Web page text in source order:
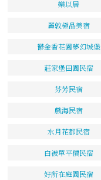
樂以居
麗敦極品美宿
鬱金香花園夢幻城堡
莊家堡田園民宿
芬芳民宿
戲海民宿
水月花都民宿
白被單平價民宿
好所在庭園民宿